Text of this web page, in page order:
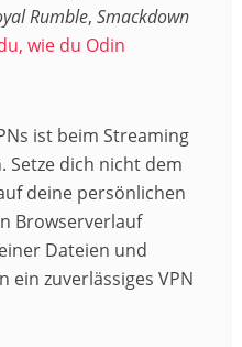
Rumble, Smackdown
wie du Odin
ist beim Streaming
Setze dich nicht dem
deine persönlichen
Browserverlauf
Dateien und
ein zuverlässiges VPN